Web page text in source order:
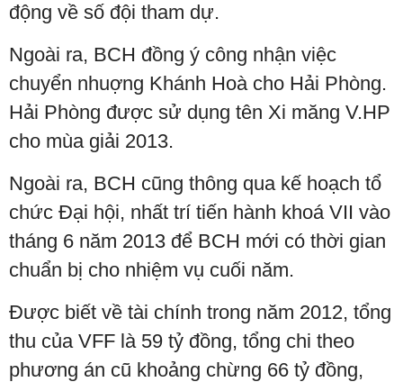
động về số đội tham dự.
Ngoài ra, BCH đồng ý công nhận việc
chuyển nhuợng Khánh Hoà cho Hải Phòng.
Hải Phòng được sử dụng tên Xi măng V.HP
cho mùa giải 2013.
Ngoài ra, BCH cũng thông qua kế hoạch tổ
chức Đại hội, nhất trí tiến hành khoá VII vào
tháng 6 năm 2013 để BCH mới có thời gian
chuẩn bị cho nhiệm vụ cuối năm.
Được biết về tài chính trong năm 2012, tổng
thu của VFF là 59 tỷ đồng, tổng chi theo
phương án cũ khoảng chừng 66 tỷ đồng,